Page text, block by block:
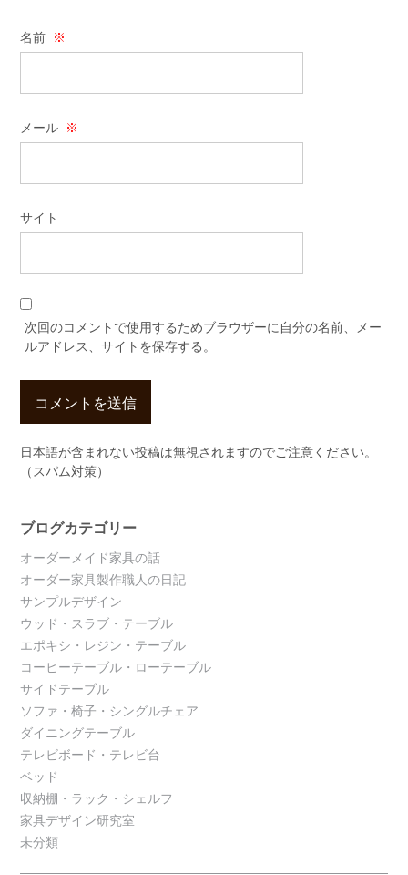
名前 ※
メール ※
サイト
次回のコメントで使用するためブラウザーに自分の名前、メー
ルアドレス、サイトを保存する。
日本語が含まれない投稿は無視されますのでご注意ください。
（スパム対策）
ブログカテゴリー
オーダーメイド家具の話
オーダー家具製作職人の日記
サンプルデザイン
ウッド・スラブ・テーブル
エポキシ・レジン・テーブル
コーヒーテーブル・ローテーブル
サイドテーブル
ソファ・椅子・シングルチェア
ダイニングテーブル
テレビボード・テレビ台
ベッド
収納棚・ラック・シェルフ
家具デザイン研究室
未分類